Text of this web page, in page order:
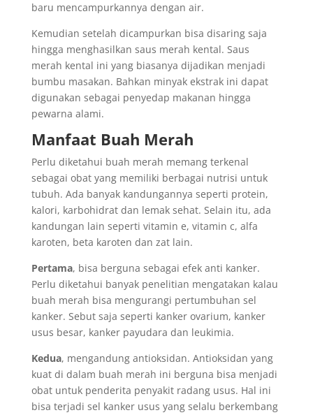
baru mencampurkannya dengan air.
Kemudian setelah dicampurkan bisa disaring saja
hingga menghasilkan saus merah kental. Saus
merah kental ini yang biasanya dijadikan menjadi
bumbu masakan. Bahkan minyak ekstrak ini dapat
digunakan sebagai penyedap makanan hingga
pewarna alami.
Manfaat Buah Merah
Perlu diketahui buah merah memang terkenal
sebagai obat yang memiliki berbagai nutrisi untuk
tubuh. Ada banyak kandungannya seperti protein,
kalori, karbohidrat dan lemak sehat. Selain itu, ada
kandungan lain seperti vitamin e, vitamin c, alfa
karoten, beta karoten dan zat lain.
Pertama, bisa berguna sebagai efek anti kanker.
Perlu diketahui banyak penelitian mengatakan kalau
buah merah bisa mengurangi pertumbuhan sel
kanker. Sebut saja seperti kanker ovarium, kanker
usus besar, kanker payudara dan leukimia.
Kedua, mengandung antioksidan. Antioksidan yang
kuat di dalam buah merah ini berguna bisa menjadi
obat untuk penderita penyakit radang usus. Hal ini
bisa terjadi sel kanker usus yang selalu berkembang